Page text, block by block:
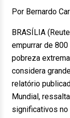
Por Bernardo
BRASÍLIA
empurrar de
pobreza
considera
relatório
Mundial,
significativos no